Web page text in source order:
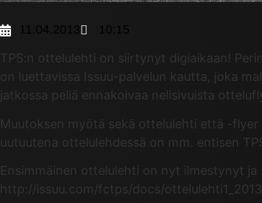
11.04.2013 10:15
TPS:n ottelulehti on siirtynyt digiaikaan!
on luettavissa Issuu-palvelun kautta, joka
jatkossa peliä ennakoivaa nelisivuista
Muutoksen myötä sekä ottelulehti että -
uutuutena ottelulehdessä on mm. entisen
Ensimmäinen ottelulehti on nyt ilmestynyt ja
http://issuu.com/fctps/docs/ottelulehti1_2013